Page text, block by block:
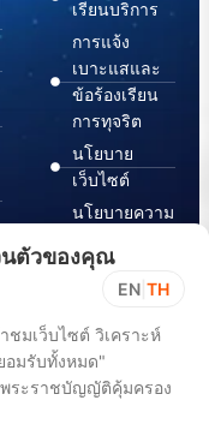
เรียนบริการ
การแจ้ง
เบาะแสและ
ข้อร้องเรียน
การทุจริต
นโยบาย
เว็บไซต์
นโยบายความ
ปลอดภัย
สารสนเทศ
ChangeLog
นตัวของคุณ
EN TH
ชมเว็บไซต์ วิเคราะห์
อมรับทั้งหมด"
ระราชบัญญัติคุ้มครอง